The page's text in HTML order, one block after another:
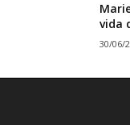
vida
30/06/